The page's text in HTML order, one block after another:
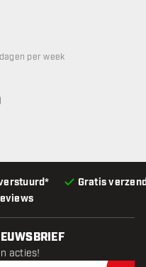
Gratis
niet beschikbaar
per week
niet beschikbaar
acties!